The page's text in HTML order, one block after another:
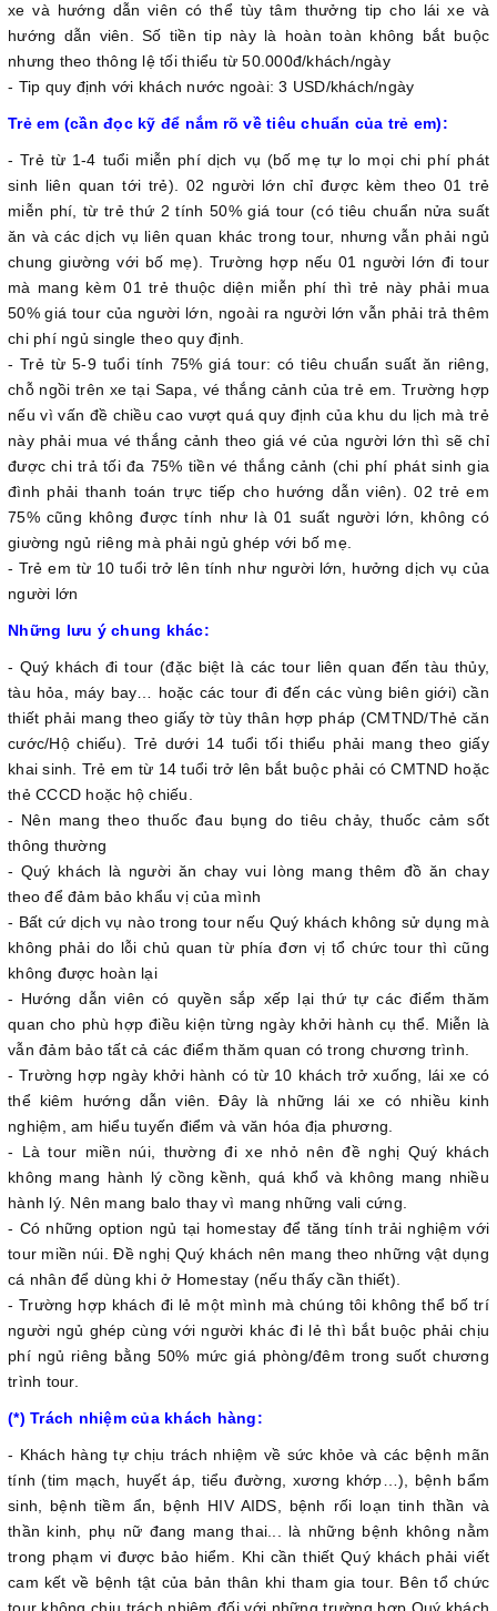
xe và hướng dẫn viên có thể tùy tâm thưởng tip cho lái xe và
hướng dẫn viên. Số tiền tip này là hoàn toàn không bắt buộc
nhưng theo thông lệ tối thiểu từ 50.000đ/khách/ngày
- Tip quy định với khách nước ngoài: 3 USD/khách/ngày
Trẻ em (cần đọc kỹ để nắm rõ về tiêu chuẩn của trẻ em):
- Trẻ từ 1-4 tuổi miễn phí dịch vụ (bố mẹ tự lo mọi chi phí phát
sinh liên quan tới trẻ). 02 người lớn chỉ được kèm theo 01 trẻ
miễn phí, từ trẻ thứ 2 tính 50% giá tour (có tiêu chuẩn nửa suất
ăn và các dịch vụ liên quan khác trong tour, nhưng vẫn phải ngủ
chung giường với bố mẹ). Trường hợp nếu 01 người lớn đi tour
mà mang kèm 01 trẻ thuộc diện miễn phí thì trẻ này phải mua
50% giá tour của người lớn, ngoài ra người lớn vẫn phải trả thêm
chi phí ngủ single theo quy định.
- Trẻ từ 5-9 tuổi tính 75% giá tour: có tiêu chuẩn suất ăn riêng,
chỗ ngồi trên xe tại Sapa, vé thắng cảnh của trẻ em. Trường hợp
nếu vì vấn đề chiều cao vượt quá quy định của khu du lịch mà trẻ
này phải mua vé thắng cảnh theo giá vé của người lớn thì sẽ chỉ
được chi trả tối đa 75% tiền vé thắng cảnh (chi phí phát sinh gia
đình phải thanh toán trực tiếp cho hướng dẫn viên). 02 trẻ em
75% cũng không được tính như là 01 suất người lớn, không có
giường ngủ riêng mà phải ngủ ghép với bố mẹ.
- Trẻ em từ 10 tuổi trở lên tính như người lớn, hưởng dịch vụ của
người lớn
Những lưu ý chung khác:
- Quý khách đi tour (đặc biệt là các tour liên quan đến tàu thủy,
tàu hỏa, máy bay… hoặc các tour đi đến các vùng biên giới) cần
thiết phải mang theo giấy tờ tùy thân hợp pháp (CMTND/Thẻ căn
cước/Hộ chiếu). Trẻ dưới 14 tuổi tối thiểu phải mang theo giấy
khai sinh. Trẻ em từ 14 tuổi trở lên bắt buộc phải có CMTND hoặc
thẻ CCCD hoặc hộ chiếu.
- Nên mang theo thuốc đau bụng do tiêu chảy, thuốc cảm sốt
thông thường
- Quý khách là người ăn chay vui lòng mang thêm đồ ăn chay
theo để đảm bảo khẩu vị của mình
- Bất cứ dịch vụ nào trong tour nếu Quý khách không sử dụng mà
không phải do lỗi chủ quan từ phía đơn vị tổ chức tour thì cũng
không được hoàn lại
- Hướng dẫn viên có quyền sắp xếp lại thứ tự các điểm thăm
quan cho phù hợp điều kiện từng ngày khởi hành cụ thể. Miễn là
vẫn đảm bảo tất cả các điểm thăm quan có trong chương trình.
- Trường hợp ngày khởi hành có từ 10 khách trở xuống, lái xe có
thể kiêm hướng dẫn viên. Đây là những lái xe có nhiều kinh
nghiệm, am hiểu tuyến điểm và văn hóa địa phương.
- Là tour miền núi, thường đi xe nhỏ nên đề nghị Quý khách
không mang hành lý cồng kềnh, quá khổ và không mang nhiều
hành lý. Nên mang balo thay vì mang những vali cứng.
- Có những option ngủ tại homestay để tăng tính trải nghiệm với
tour miền núi. Đề nghị Quý khách nên mang theo những vật dụng
cá nhân để dùng khi ở Homestay (nếu thấy cần thiết).
- Trường hợp khách đi lẻ một mình mà chúng tôi không thể bố trí
người ngủ ghép cùng với người khác đi lẻ thì bắt buộc phải chịu
phí ngủ riêng bằng 50% mức giá phòng/đêm trong suốt chương
trình tour.
(*) Trách nhiệm của khách hàng:
- Khách hàng tự chịu trách nhiệm về sức khỏe và các bệnh mãn
tính (tim mạch, huyết áp, tiểu đường, xương khớp…), bệnh bẩm
sinh, bệnh tiềm ẩn, bệnh HIV AIDS, bệnh rối loạn tinh thần và
thần kinh, phụ nữ đang mang thai... là những bệnh không nằm
trong phạm vi được bảo hiểm. Khi cần thiết Quý khách phải viết
cam kết về bệnh tật của bản thân khi tham gia tour. Bên tổ chức